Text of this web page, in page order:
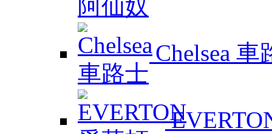
Chelsea 車